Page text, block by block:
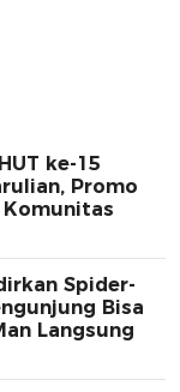
ke-15
Promo
Spider-
Bisa
Langsung